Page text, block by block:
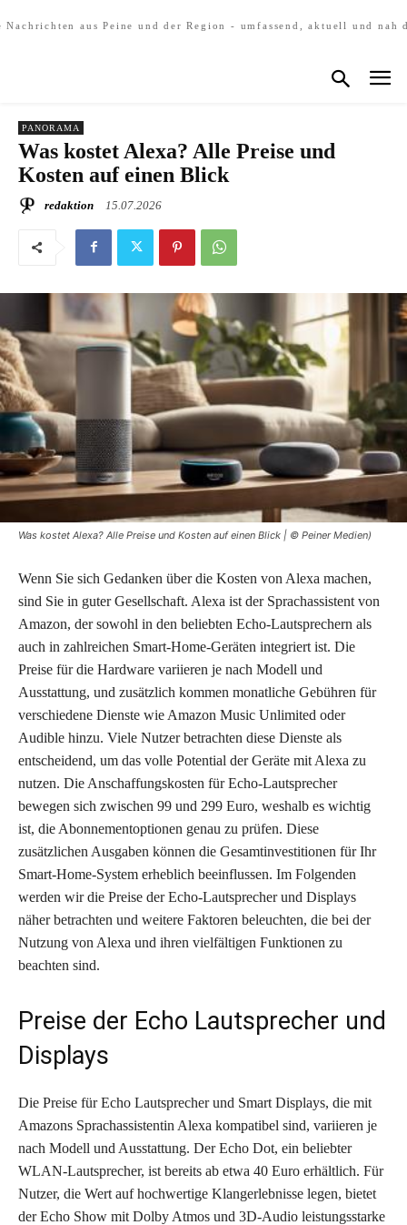
Nachrichten aus Peine und der Region - umfassend, aktuell und nah
PANORAMA
Was kostet Alexa? Alle Preise und
Kosten auf einen Blick
redaktion 15.07.2026
Was kostet Alexa? Alle Preise und Kosten auf einen Blick | © Peiner Medien)
Wenn Sie sich Gedanken über die Kosten von Alexa machen,
sind Sie in guter Gesellschaft. Alexa ist der Sprachassistent von
Amazon, der sowohl in den beliebten Echo-Lautsprechern als
auch in zahlreichen Smart-Home-Geräten integriert ist. Die
Preise für die Hardware variieren je nach Modell und
Ausstattung, und zusätzlich kommen monatliche Gebühren für
verschiedene Dienste wie Amazon Music Unlimited oder
Audible hinzu. Viele Nutzer betrachten diese Dienste als
entscheidend, um das volle Potential der Geräte mit Alexa zu
nutzen. Die Anschaffungskosten für Echo-Lautsprecher
bewegen sich zwischen 99 und 299 Euro, weshalb es wichtig
ist, die Abonnementoptionen genau zu prüfen. Diese
zusätzlichen Ausgaben können die Gesamtinvestitionen für Ihr
Smart-Home-System erheblich beeinflussen. Im Folgenden
werden wir die Preise der Echo-Lautsprecher und Displays
näher betrachten und weitere Faktoren beleuchten, die bei der
Nutzung von Alexa und ihren vielfältigen Funktionen zu
beachten sind.
Preise der Echo Lautsprecher und
Displays
Die Preise für Echo Lautsprecher und Smart Displays, die mit
Amazons Sprachassistentin Alexa kompatibel sind, variieren je
nach Modell und Ausstattung. Der Echo Dot, ein beliebter
WLAN-Lautsprecher, ist bereits ab etwa 40 Euro erhältlich. Für
Nutzer, die Wert auf hochwertige Klangerlebnisse legen, bietet
der Echo Show mit Dolby Atmos und 3D-Audio leistungsstarke